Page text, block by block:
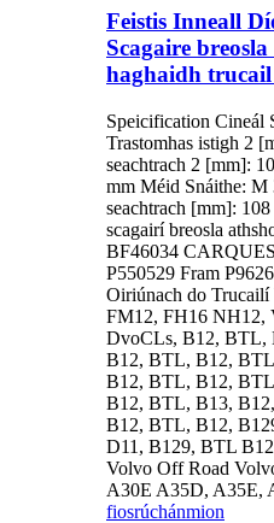
Feistis Inneall
Scagaire
haghaidh
Speicification Cineál
Trastomhas istigh 2
seachtrach 2 [mm]:
mm Méid Snáithe: M
seachtrach [mm]:
scagairí breosla
BF46034
P550529 Fram
Oiriúnach do
FM12, FH16
DvoCLs, B12, BTL,
B12, BTL, B12,
B12, BTL, B12,
B12, BTL, B13,
B12, BTL, B12,
D11, B129, BTL
Volvo Off Road
A30E A35D, A35E,
fiosrúchánmion